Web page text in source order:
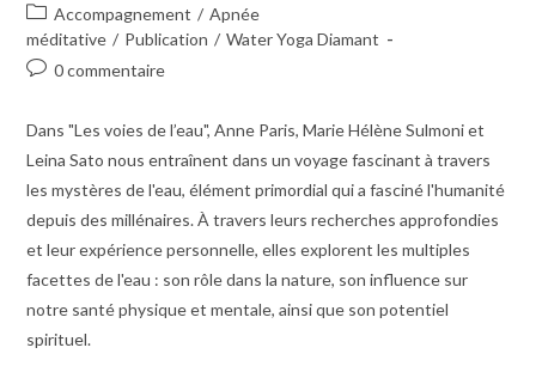
Accompagnement / Apnée
méditative / Publication / Water Yoga Diamant
0 commentaire
Dans "Les voies de l’eau", Anne Paris, Marie Hélène Sulmoni et
Leina Sato nous entraînent dans un voyage fascinant à travers
les mystères de l'eau, élément primordial qui a fasciné l'humanité
depuis des millénaires. À travers leurs recherches approfondies
et leur expérience personnelle, elles explorent les multiples
facettes de l'eau : son rôle dans la nature, son influence sur
notre santé physique et mentale, ainsi que son potentiel
spirituel.